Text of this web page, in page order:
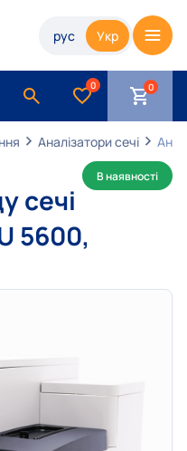
рус Укр
0
Аналізатори сечі
В наявності
сечі
5600,